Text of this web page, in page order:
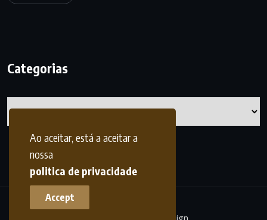
Ao aceitar, está a aceitar a
nossa
politica de privacidade
Accept
Categorias
frdesign